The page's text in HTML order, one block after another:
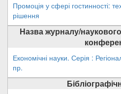
Промоція у сфері гостинності:
рішення
Назва журналу/
Економічні науки. Серія :
пр.